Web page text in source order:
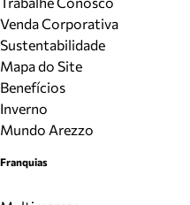
Venda Corporativa
Sustentabilidade
Mapa do Site
Benefícios
Inverno
Mundo Arezzo
Franquias